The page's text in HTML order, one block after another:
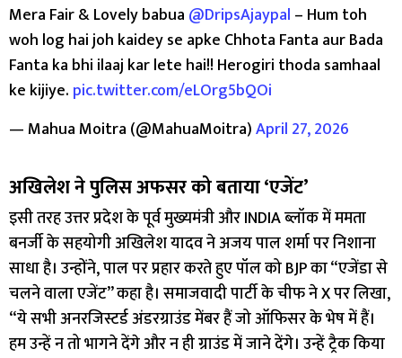
Mera Fair & Lovely babua @DripsAjaypal – Hum toh
woh log hai joh kaidey se apke Chhota Fanta aur Bada
Fanta ka bhi ilaaj kar lete hai!! Herogiri thoda samhaal
ke kijiye. pic.twitter.com/eLOrg5bQOi
— Mahua Moitra (@MahuaMoitra)April 27, 2026
अखिलेश ने पुलिस अफसर को बताया ‘एजेंट’
इसी तरह उत्तर प्रदेश के पूर्व मुख्यमंत्री और INDIA ब्लॉक में ममता
बनर्जी के सहयोगी अखिलेश यादव ने अजय पाल शर्मा पर निशाना
साधा है। उन्होंने, पाल पर प्रहार करते हुए पॉल को BJP का “एजेंडा से
चलने वाला एजेंट” कहा है। समाजवादी पार्टी के चीफ ने X पर लिखा,
“ये सभी अनरजिस्टर्ड अंडरग्राउंड मेंबर हैं जो ऑफिसर के भेष में हैं।
हम उन्हें न तो भागने देंगे और न ही ग्राउंड में जाने देंगे। उन्हें ट्रैक किया